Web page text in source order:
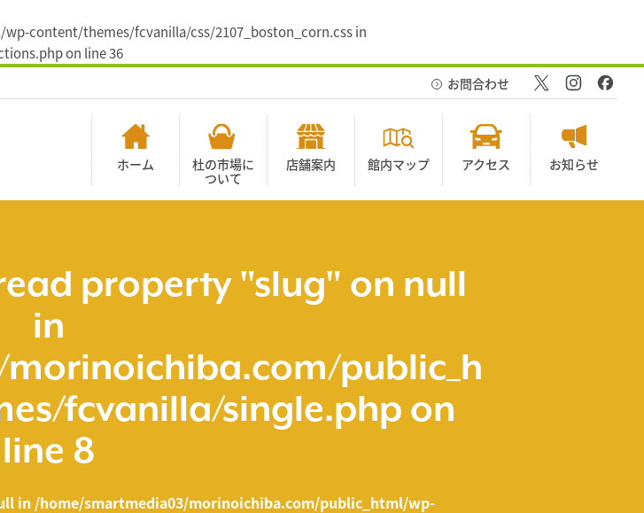
content/themes/fcvanilla/css/2107_boston_corn.css in
on line36
ホーム
杜の市場に
ついて
店舗案内 館内マップ アクセス お知らせ
お問合わせ
property "slug" on null
in
public_h
fcvanilla/single.php on
line 8
in /home/smartmedia03/morinoichiba.com/public_html/wp-